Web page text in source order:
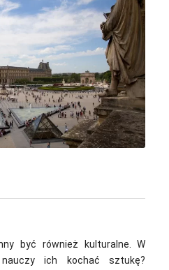
być również kulturalne. W
ich kochać sztukę?